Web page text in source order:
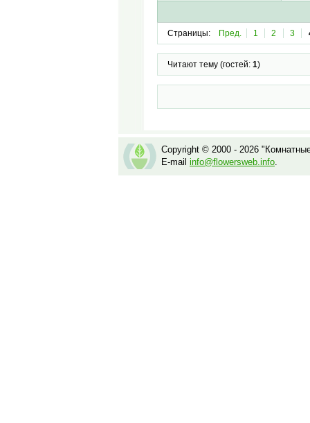
Страницы: Пред. 1 2 3
Читают тему (гостей: 1)
Copyright © 2000 - 2026
E-mail info@flowersweb.info.